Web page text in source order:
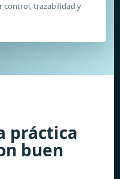
control, trazabilidad y
práctica
buen